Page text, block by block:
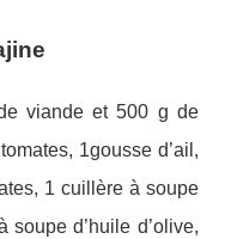
viande et 500 g de
1gousse d’ail,
1 cuillère à soupe
d’huile d’olive,